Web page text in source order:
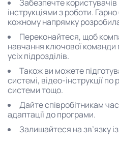
Забезпечте
інструкціями з роботи.
кожному напрямку
Переконайтеся, щоб
навчання ключової команди
усіх підрозділів.
Також ви можете
системі, відео-інструкції
системи тощо.
Дайте співробітникам
адаптації до програми.
Залишайтеся на зв’язку